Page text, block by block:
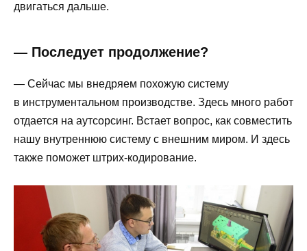
двигаться дальше.
— Последует продолжение?
— Сейчас мы внедряем похожую систему
в инструментальном производстве. Здесь много работ
отдается на аутсорсинг. Встает вопрос, как совместить
нашу внутреннюю систему с внешним миром. И здесь
также поможет штрих-кодирование.